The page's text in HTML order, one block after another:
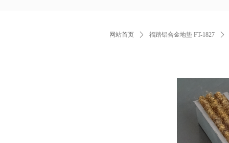
网站首页 ꄲ 福踏铝合金地垫 FT-1827 ꄲ